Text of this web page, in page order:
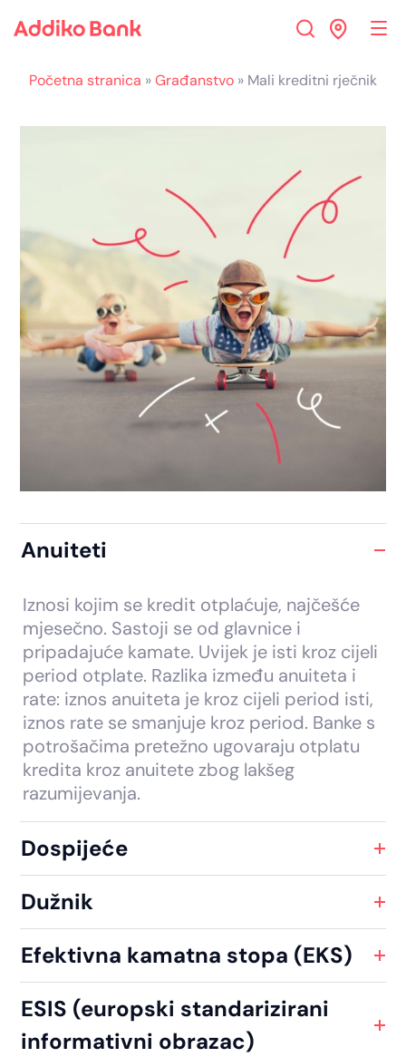
Početna stranica »Građanstvo » Mali kreditni rječnik
Anuiteti
Iznosi kojim se kredit otplaćuje, najčešće
mjesečno. Sastoji se od glavnice i
pripadajuće kamate. Uvijek je isti kroz cijeli
period otplate. Razlika između anuiteta i
rate: iznos anuiteta je kroz cijeli period isti,
iznos rate se smanjuje kroz period. Banke s
potrošačima pretežno ugovaraju otplatu
kredita kroz anuitete zbog lakšeg
razumijevanja.
Dospijeće
Dužnik
Efektivna kamatna stopa (EKS)
ESIS (europski standarizirani
informativni obrazac)